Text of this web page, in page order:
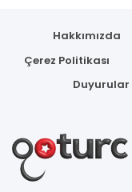
Hakkımızda
Çerez Politikası
Duyurular